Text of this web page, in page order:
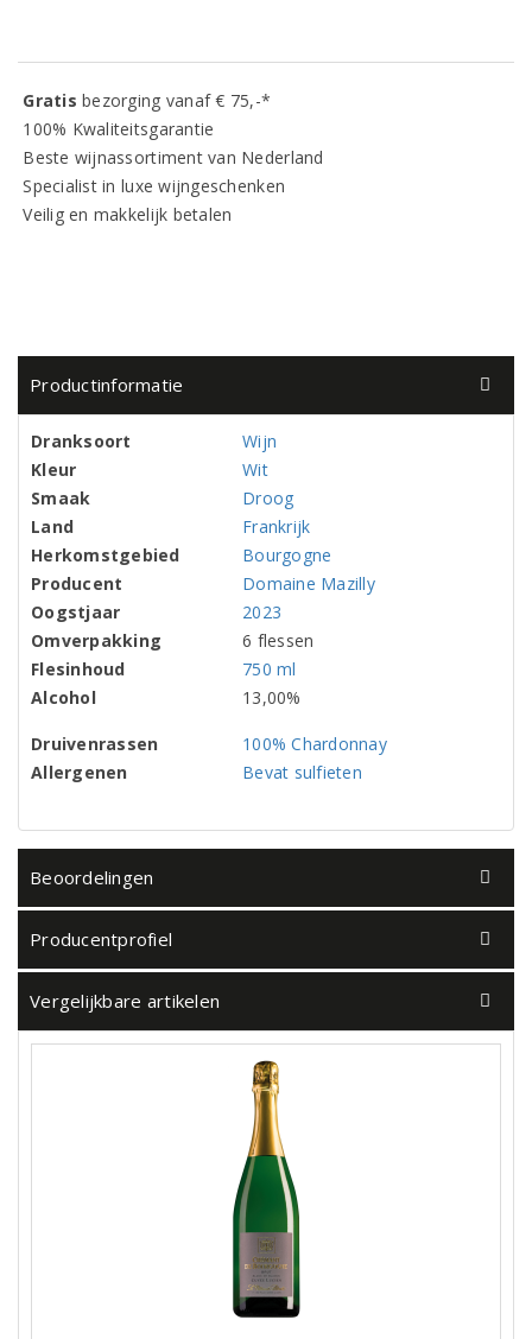
Gratisbezorging vanaf € 75,-*
100% Kwaliteitsgarantie
Beste wijnassortiment van Nederland
Specialist in luxe wijngeschenken
Veilig en makkelijk betalen
Productinformatie
Dranksoort
Wijn
Kleur
Wit
Smaak
Droog
Land
Frankrijk
Herkomstgebied
Bourgogne
Producent
Domaine Mazilly
Oogstjaar
2023
Omverpakking
6 flessen
Flesinhoud
750 ml
Alcohol
13,00%
Druivenrassen
100% Chardonnay
Allergenen
Bevat sulfieten
Beoordelingen
Producentprofiel
Vergelijkbare artikelen